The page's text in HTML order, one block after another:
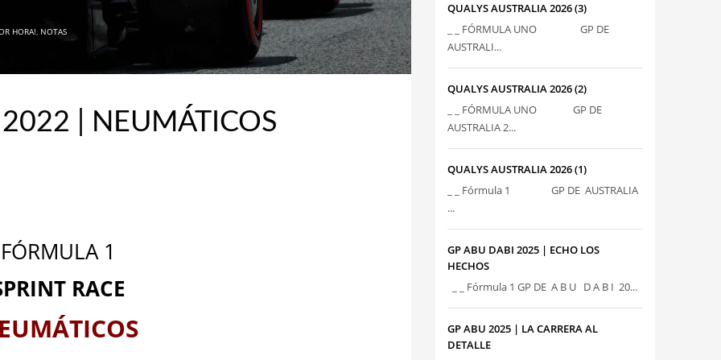
HORA!, NOTAS
| NEUMÁTICOS
FÓRMULA 1
RACE
QUALYS AUSTRALIA 2026 (3)
_ _ FÓRMULA UNO GP DE
AUSTRALI...
QUALYS AUSTRALIA 2026 (2)
_ _ FÓRMULA UNO GP DE
AUSTRALIA 2...
QUALYS AUSTRALIA 2026 (1)
_ _ Fórmula 1 GP DE AUSTRALIA
...
GP ABU DABI 2025 | ECHO LOS
HECHOS
_ _ Fórmula 1 GP DE A B U D A B I 20...
GP ABU 2025 | LA CARRERA AL
DETALLE